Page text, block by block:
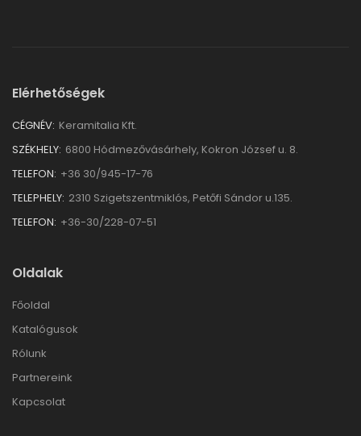
Elérhetőségek
CÉGNÉV: Keramitalia Kft.
SZÉKHELY: 6800 Hódmezővásárhely, Kokron József u. 8.
TELEFON: +36 30/945-17-76
TELEPHELY: 2310 Szigetszentmiklós, Petőfi Sándor u.135.
TELEFON: +36-30/228-07-51
Oldalak
Főoldal
Katalógusok
Rólunk
Partnereink
Kapcsolat